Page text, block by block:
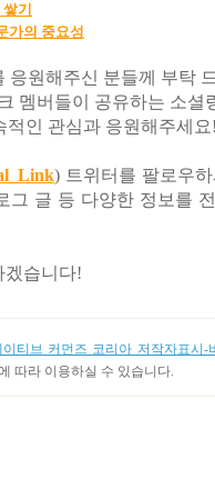
쌓기
가의 중요성
응원해주신 분들께 부탁
멤버들이 공유하는 소셜
적인 관심과 응원해주세요
) 트위터를 팔로우
그 글 등 다양한 정보를
겠습니다!
이티브 커먼즈 코리아 저작자표시-
따라 이용하실 수 있습니다.